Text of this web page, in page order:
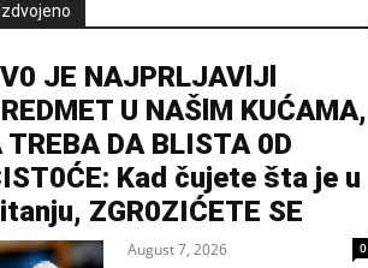
JE NAJPRLJAVlJl
U NAŠlM KUĆAMA,
TREBA DA BLISTA 0D
Kad čujete šta je u
ZGR0ZIĆETE SE
August 7, 2026 0